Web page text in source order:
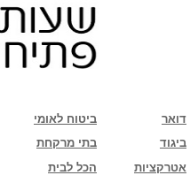
ביטוח לאומי
דואר
בתי מרקחת
ביגוד
הכל לבית אטרקציות